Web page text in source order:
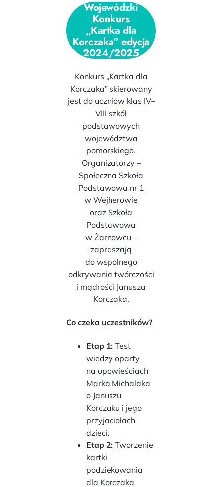
Wojewódzki
Konkurs
„Kartka dla
Korczaka” edycja
2024/2025
Konkurs „Kartka dla
Korczaka” skierowany
jest do uczniów klas IV–
VIII szkół
podstawowych
województwa
pomorskiego.
Organizatorzy –
Społeczna Szkoła
Podstawowa nr 1
w Wejherowie
oraz Szkoła
Podstawowa
w Żarnowcu –
zapraszają
do wspólnego
odkrywania twórczości
i mądrości Janusza
Korczaka.
Co czeka uczestników?
Etap 1: Test
wiedzy oparty
na opowieściach
Marka Michalaka
o Januszu
Korczaku i jego
przyjaciołach
dzieci.
Etap 2: Tworzenie
kartki
podziękowania
dla Korczaka